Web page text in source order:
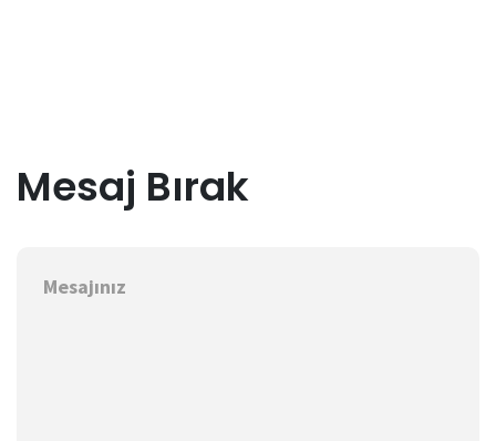
Mesaj Bırak